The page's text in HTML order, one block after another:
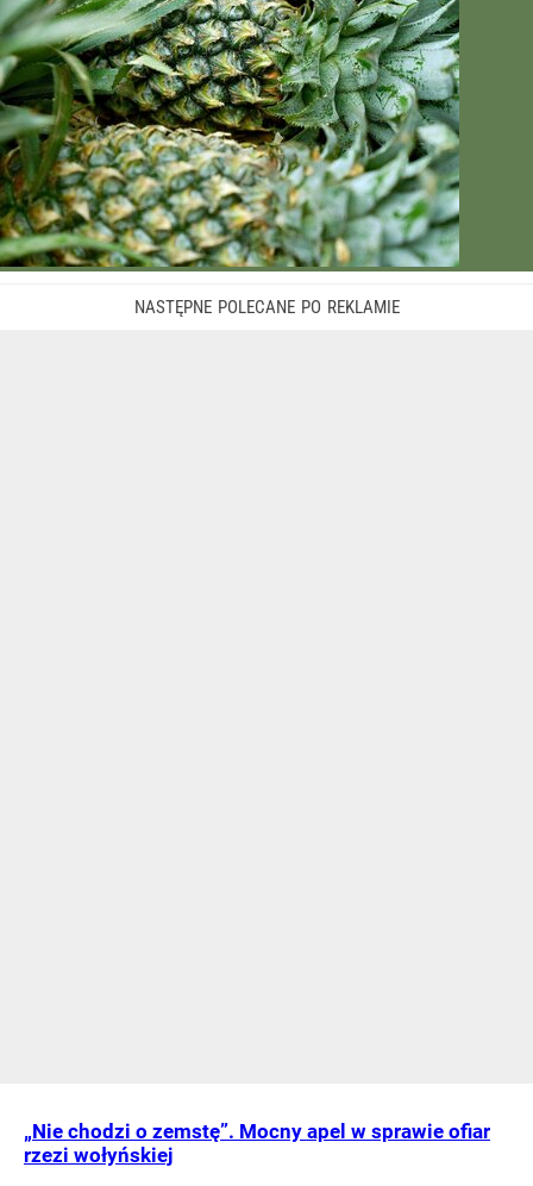
„Nie chodzi o zemstę”. Mocny apel w sprawie ofiar
rzezi wołyńskiej